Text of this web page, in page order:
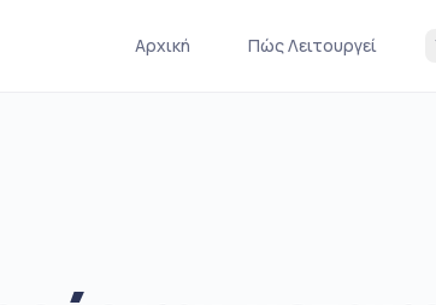
Αρχική Πώς Λειτουργεί